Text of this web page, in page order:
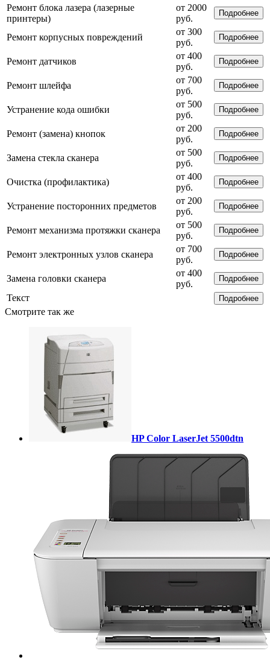
Ремонт блока лазера (лазерные
принтеры)
от 2000
руб.
Подробнее
Ремонт корпусных повреждений
от 300
руб.
Подробнее
Ремонт датчиков
от 400
руб.
Подробнее
Ремонт шлейфа
от 700
руб.
Подробнее
Устранение кода ошибки
от 500
руб.
Подробнее
Ремонт (замена) кнопок
от 200
руб.
Подробнее
Замена стекла сканера
от 500
руб.
Подробнее
Очистка (профилактика)
от 400
руб.
Подробнее
Устранение посторонних предметов
от 200
руб.
Подробнее
Ремонт механизма протяжки сканера
от 500
руб.
Подробнее
Ремонт электронных узлов сканера
от 700
руб.
Подробнее
Замена головки сканера
от 400
руб.
Подробнее
Текст Подробнее
Смотрите так же
HP Color LaserJet 5500dtn